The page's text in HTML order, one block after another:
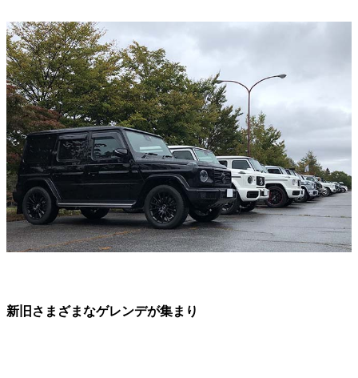
新旧さまざまなゲレンデが集まり